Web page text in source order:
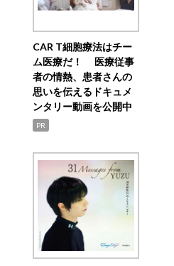
CAR T細胞療法はチー
ム医療だ！ 医療従事
者の情熱、患者さんの
思いを伝えるドキュメ
ンタリー動画を公開中
PR